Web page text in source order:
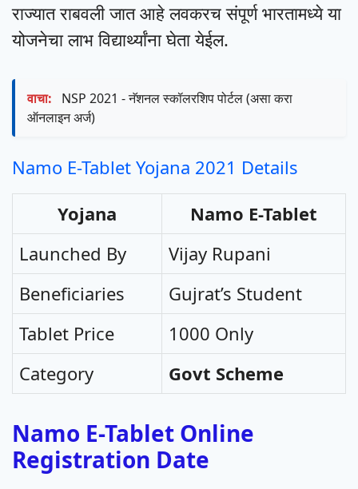
राज्यात राबवली जात आहे लवकरच संपूर्ण भारतामध्ये या
योजनेचा लाभ विद्यार्थ्यांना घेता येईल.
वाचा:
NSP 2021 - नॅशनल स्कॉलरशिप पोर्टल (असा करा
ऑनलाइन अर्ज)
Namo E-Tablet Yojana 2021 Details
Yojana
Namo E-Tablet
Launched By
Vijay Rupani
Beneficiaries
Gujrat’s Student
Tablet Price
1000 Only
Category
Govt Scheme
Namo E-Tablet Online
Registration Date